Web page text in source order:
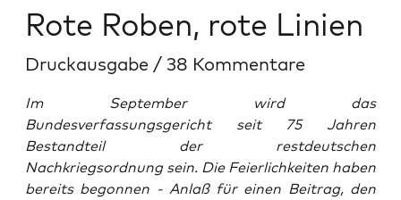
Rote Roben, rote Linien
Druckausgabe / 38 Kommentare
Im September wird das
Bundesverfassungsgericht seit 75 Jahren
Bestandteil der restdeutschen
Nachkriegsordnung sein. Die Feierlichkeiten haben
bereits begonnen - Anlaß für einen Beitrag, den